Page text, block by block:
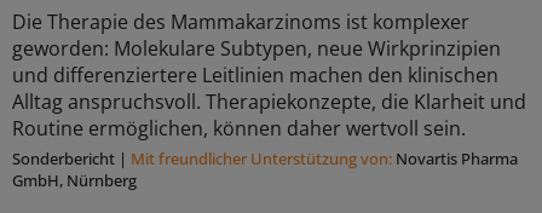
Die Therapie des Mammakarzinoms ist komplexer
geworden: Molekulare Subtypen, neue Wirkprinzipien
und differenziertere Leitlinien machen den klinischen
Alltag anspruchsvoll. Therapiekonzepte, die Klarheit und
Routine ermöglichen, können daher wertvoll sein.
Sonderbericht | Mit freundlicher Unterstützung von: Novartis Pharma
GmbH, Nürnberg